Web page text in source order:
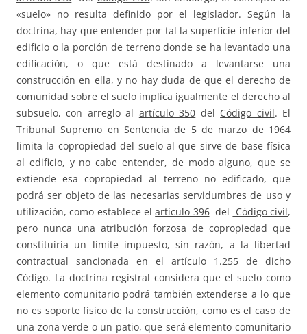
«suelo» no resulta definido por el legislador. Según la
doctrina, hay que entender por tal la superficie inferior del
edificio o la porción de terreno donde se ha levantado una
edificación, o que está destinado a levantarse una
construcción en ella, y no hay duda de que el derecho de
comunidad sobre el suelo implica igualmente el derecho al
subsuelo, con arreglo al artículo 350 del Código civil. El
Tribunal Supremo en Sentencia de 5 de marzo de 1964
limita la copropiedad del suelo al que sirve de base física
al edificio, y no cabe entender, de modo alguno, que se
extiende esa copropiedad al terreno no edificado, que
podrá ser objeto de las necesarias servidumbres de uso y
utilización, como establece elartículo 396del Código civil,
pero nunca una atribución forzosa de copropiedad que
constituiría un límite impuesto, sin razón, a la libertad
contractual sancionada en el artículo 1.255 de dicho
Código. La doctrina registral considera que el suelo como
elemento comunitario podrá también extenderse a lo que
no es soporte físico de la construcción, como es el caso de
una zona verde o un patio, que será elemento comunitario